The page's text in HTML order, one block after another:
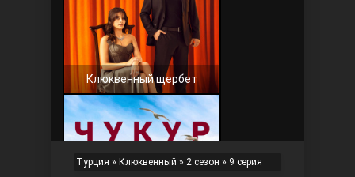
Клюквенный щербет
Турция » Клюквенный » 2 сезон » 9 серия